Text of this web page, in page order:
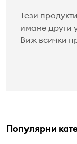
Тези
имаме други
Виж всички
Популярни